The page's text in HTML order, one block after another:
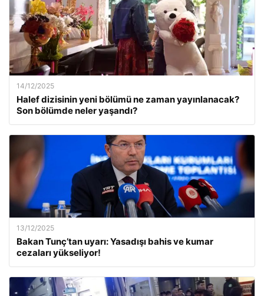
14/12/2025
Halef dizisinin yeni bölümü ne zaman yayınlanacak?
Son bölümde neler yaşandı?
13/12/2025
Bakan Tunç’tan uyarı: Yasadışı bahis ve kumar
cezaları yükseliyor!